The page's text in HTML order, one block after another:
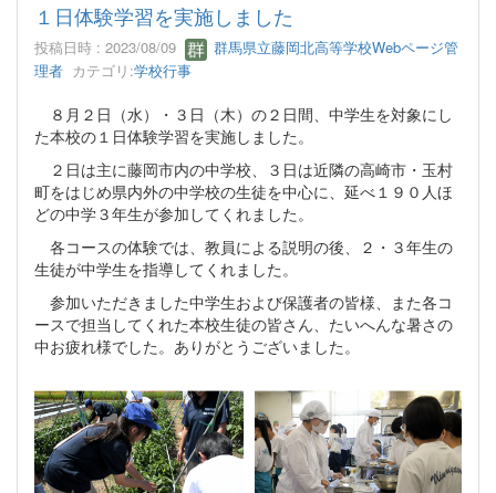
１日体験学習を実施しました
投稿日時 : 2023/08/09
群馬県立藤岡北高等学校Webページ管
理者 カテゴリ:学校行事
８月２日（水）・３日（木）の２日間、中学生を対象にし
た本校の１日体験学習を実施しました。
２日は主に藤岡市内の中学校、３日は近隣の高崎市・玉村
町をはじめ県内外の中学校の生徒を中心に、延べ１９０人ほ
どの中学３年生が参加してくれました。
各コースの体験では、教員による説明の後、２・３年生の
生徒が中学生を指導してくれました。
参加いただきました中学生および保護者の皆様、また各コ
ースで担当してくれた本校生徒の皆さん、たいへんな暑さの
中お疲れ様でした。ありがとうございました。